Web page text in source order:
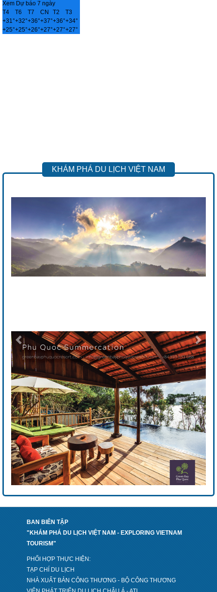
Xem Dự báo 7 ngày
T4
T6 T7 CN T2
T3
+31°+32°+36°+37°+36°+34°
+25°+25°+26°+27°+27°+27°
KHÁM PHÁ DU LỊCH VIỆT NAM
BAN BIÊN TẬP
"KHÁM PHÁ DU LỊCH VIỆT NAM - EXPLORING VIETNAM
TOURISM"
PHỐI HỢP THỰC HIỆN:
TẠP CHÍ DU LỊCH
NHÀ XUẤT BẢN CÔNG THƯƠNG - BỘ CÔNG THƯƠNG